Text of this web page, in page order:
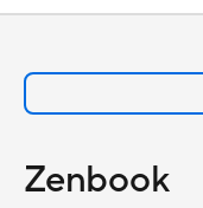
Zenbook